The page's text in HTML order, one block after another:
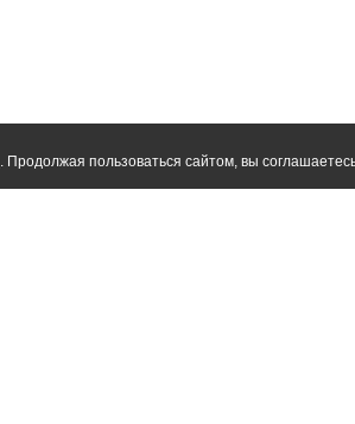
. Продолжая пользоваться сайтом, вы